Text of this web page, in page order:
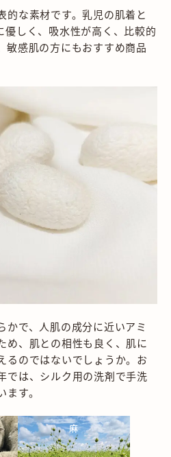
的な素材です。乳児の肌着と
優しく、吸水性が高く、比較的
敏感肌の方にもおすすめ商品
かで、人肌の成分に近いアミ
め、肌との相性も良く、肌に
るのではないでしょうか。お
では、シルク用の洗剤で手洗
す。
麻